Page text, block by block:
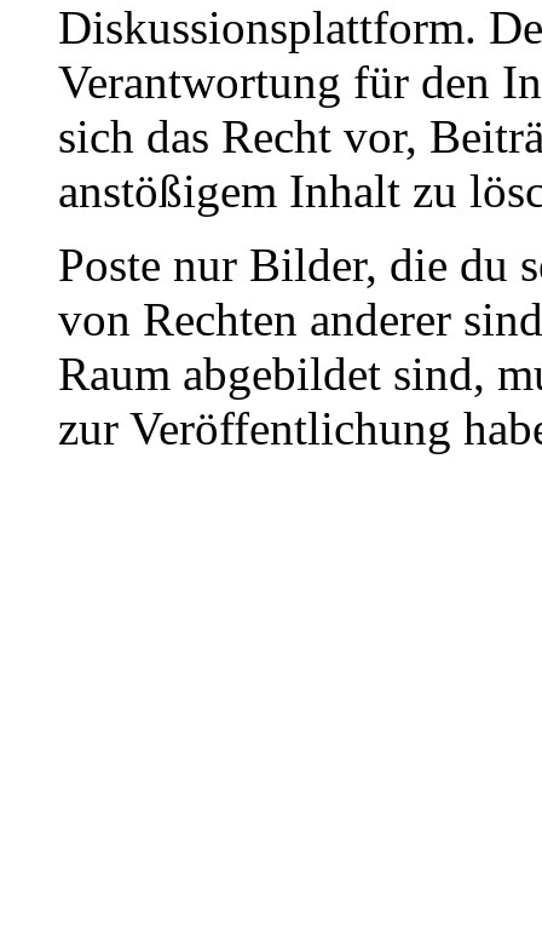
Diskussionsplattform.
Verantwortung für den
sich das Recht vor,
anstößigem Inhalt zu
Poste nur Bilder, die du
von Rechten anderer
Raum abgebildet sind,
zur Veröffentlichung